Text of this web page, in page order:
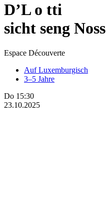
D’L o tti
sicht seng Noss
Espace Découverte
Auf Luxemburgisch
3–5 Jahre
Do 15:30
23.10.2025